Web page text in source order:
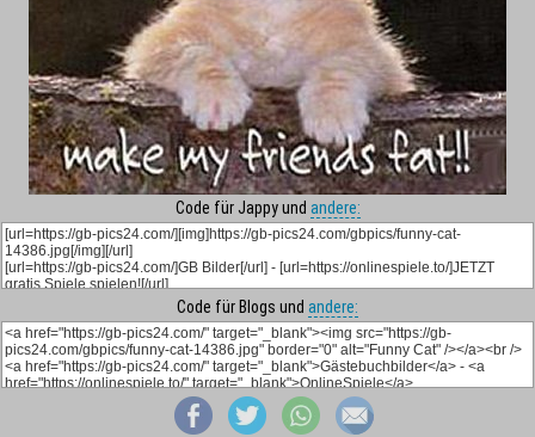
Code für Jappy und andere:
Code für Blogs und andere: